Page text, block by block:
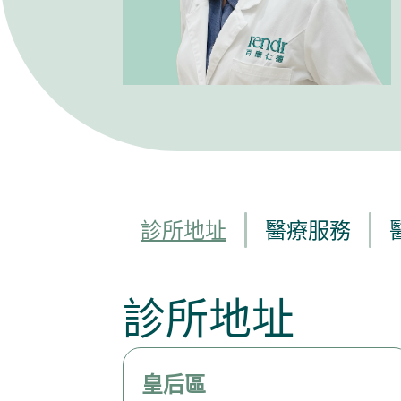
診所地址 醫療服務
診所地址
皇后區